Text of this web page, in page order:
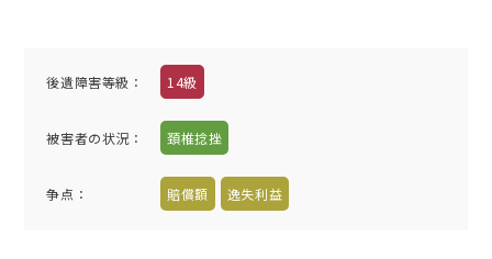
後遺障害等級： 14級
被害者の状況： 頚椎捻挫
争点： 賠償額 逸失利益